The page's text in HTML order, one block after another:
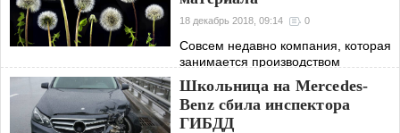
18 декабрь 2018, 09:14 0
Совсем недавно компания, которая
занимается производством
высококачественных шин, заявила о
том, что нашла революционный
способ производства.
Школьница на Mercedes-
Benz сбила инспектора
ГИБДД